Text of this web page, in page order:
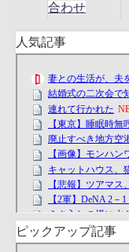
合わせ
人気記事
ピックアップ記事